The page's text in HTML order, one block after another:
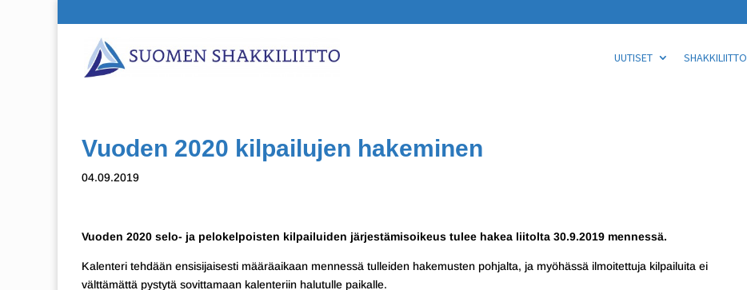
UUTISET SHAKKILIITTO
Vuoden 2020 kilpailujen hakeminen
04.09.2019
Vuoden 2020 selo- ja pelokelpoisten kilpailuiden järjestämisoikeus tulee hakea liitolta 30.9.2019 mennessä.
Kalenteri tehdään ensisijaisesti määräaikaan mennessä tulleiden hakemusten pohjalta, ja myöhässä ilmoitettuja kilpailuita ei
välttämättä pystytä sovittamaan kalenteriin halutulle paikalle.